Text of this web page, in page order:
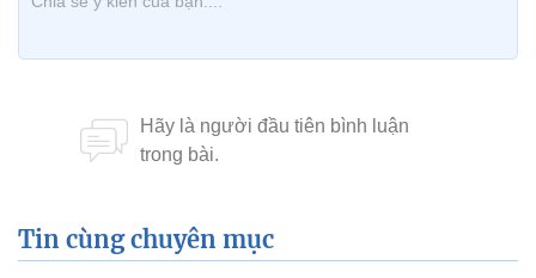
Tin cùng chuyên mục